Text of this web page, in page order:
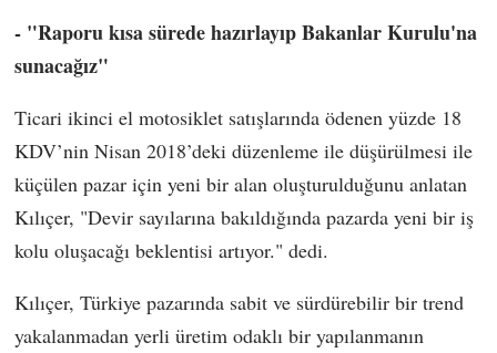
- "Raporu kısa sürede hazırlayıp Bakanlar Kurulu'na
sunacağız"
Ticari ikinci el motosiklet satışlarında ödenen yüzde 18
KDV’nin Nisan 2018’deki düzenleme ile düşürülmesi ile
küçülen pazar için yeni bir alan oluşturulduğunu anlatan
Kılıçer, "Devir sayılarına bakıldığında pazarda yeni bir iş
kolu oluşacağı beklentisi artıyor." dedi.
Kılıçer, Türkiye pazarında sabit ve sürdürebilir bir trend
yakalanmadan yerli üretim odaklı bir yapılanmanın